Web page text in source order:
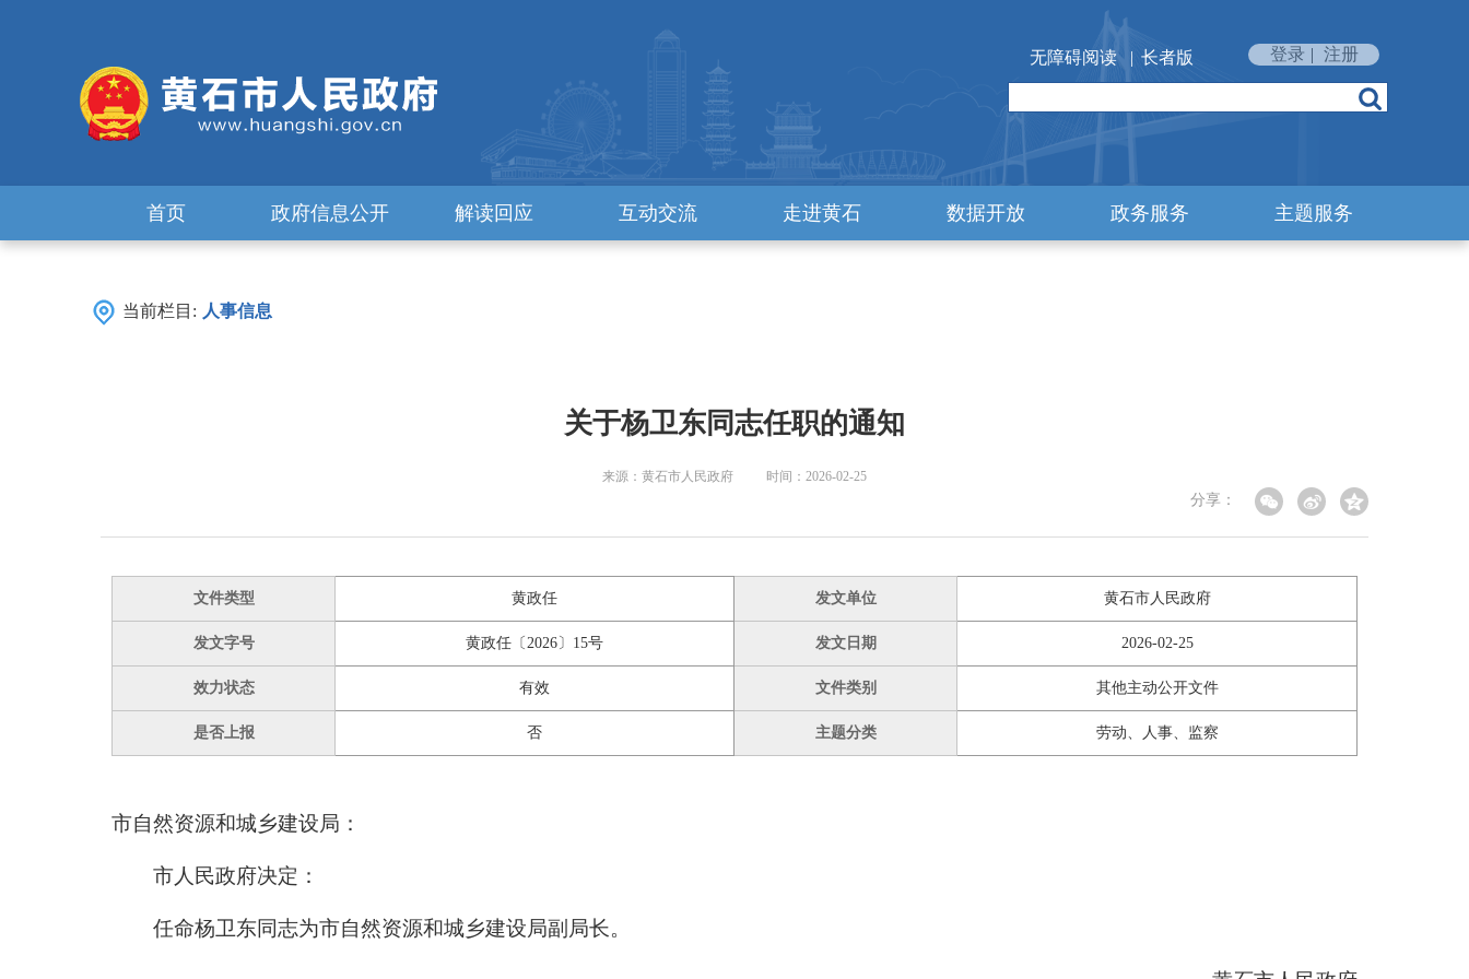
无障碍阅读 | 长者版 登录 | 注册
首页 政府信息公开 解读回应 互动交流 走进黄石 数据开放 政务服务 主题服务
当前栏目: 人事信息
关于杨卫东同志任职的通知
来源：黄石市人民政府 时间：2026-02-25
分享：
文件类型 黄政任 发文单位 黄石市人民政府
发文字号 黄政任〔2026〕15号 发文日期 2026-02-25
效力状态 有效 文件类别 其他主动公开文件
是否上报 否 主题分类 劳动、人事、监察
市自然资源和城乡建设局：
市人民政府决定：
任命杨卫东同志为市自然资源和城乡建设局副局长。